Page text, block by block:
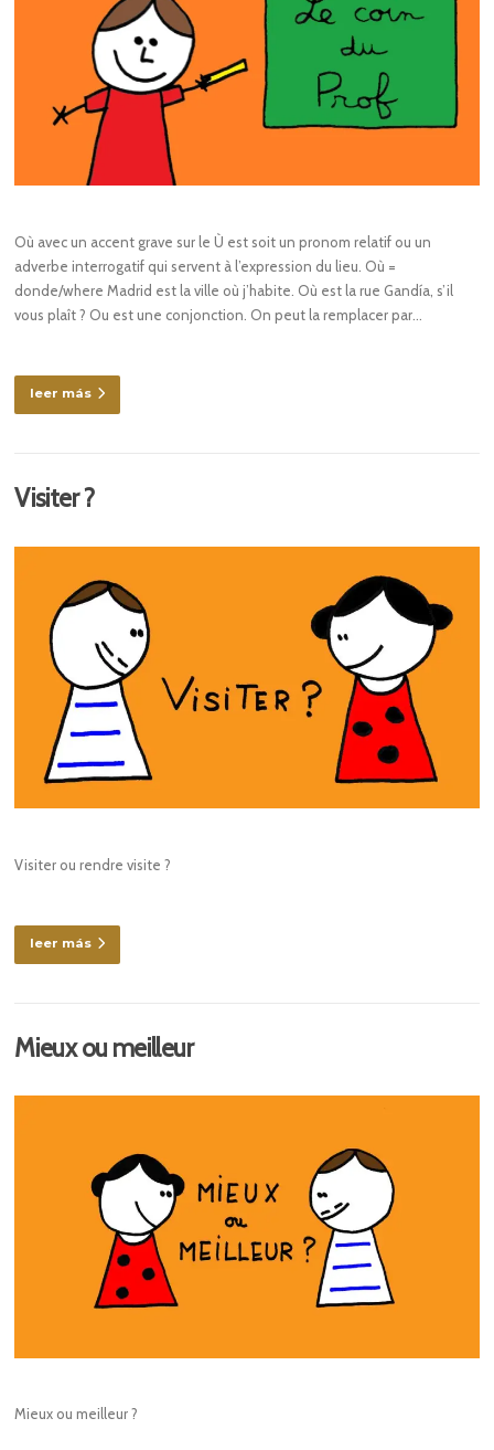
Où avec un accent grave sur le Ù est soit un pronom relatif ou un
adverbe interrogatif qui servent à l’expression du lieu. Où =
donde/where Madrid est la ville où j’habite. Où est la rue Gandía, s’il
vous plaît ? Ou est une conjonction. On peut la remplacer par…
leer más
Visiter ?
Visiter ou rendre visite ?
leer más
Mieux ou meilleur
Mieux ou meilleur ?